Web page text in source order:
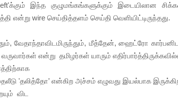
இந்த குழுமங்கங்களுக்கும் இடையிலான
என்று wire செய்தித்தளம் செய்தி வெளியிட்டிருந்தது.
வேதாந்தாவிடமிருந்தும், மீத்தேன், ஹைட்ரோ
என்று தமிழர்கள் யாரும்
'தலித்தோ’ என்கிற அச்சம் எழுவது இயல்பாக
விட